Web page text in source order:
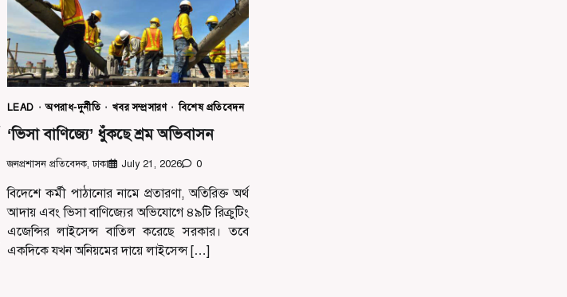
LEAD অপরাধ-দুর্নীতি খবর সম্প্রসারণ বিশেষ প্রতিবেদন
‘ভিসা বাণিজ্যে’ ধুঁকছে শ্রম অভিবাসন
জনপ্রশাসন প্রতিবেদক, ঢাকা July 21, 2026 0
বিদেশে কর্মী পাঠানোর নামে প্রতারণা, অতিরিক্ত অর্থ
আদায় এবং ভিসা বাণিজ্যের অভিযোগে ৪৯টি রিক্রুটিং
এজেন্সির লাইসেন্স বাতিল করেছে সরকার। তবে
একদিকে যখন অনিয়মের দায়ে লাইসেন্স […]